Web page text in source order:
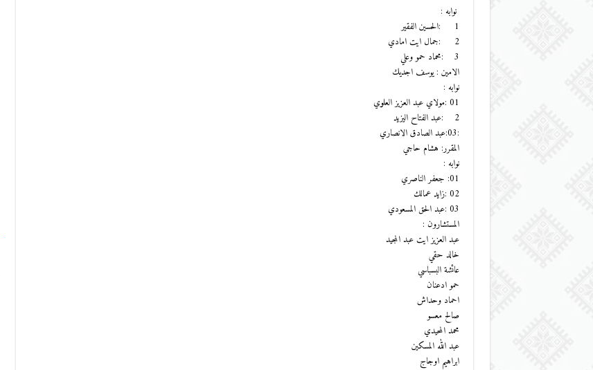
نوابه :
1 :الحسين الفقير
2 :جمال ايت امادي
3 :محماد حمو وعلي
الامين : يوسف اجديك
نوابه :
01 :مولاي عبد العزيز العلوي
2 :عبد الفتاح اليزيد
:03:عبد الصادق الانصاري
المقرر: هشام حاجي
نوابه :
01: جعفر الناصري
02 :زايد عمالك
03 :عبد الحق المسعودي
المستشارون :
عبد العزيز ايت عبد المجيد
خالد حقي
عائشة البسباسي
حمو ادعنان
احماد وحداش
صالح معسو
محمد المحيدي
عبد الله المسكين
ابراهيم اوجاج